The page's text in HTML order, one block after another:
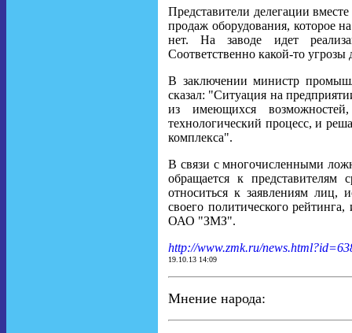
Представители делегации
продаж оборудования, которое
нет. На заводе идет
Соответственно какой-то угрозы
В заключении министр
сказал: "Ситуация на
из имеющихся
технологический процесс, и
комплекса".
В связи с многочисленными
обращается к представителям
относиться к заявлениям
своего политического
ОАО "ЗМЗ".
http://www.zmk.ru/
19.10.13 14:09
Мнение народа: